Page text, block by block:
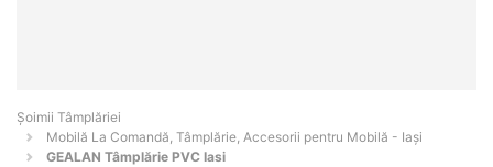
Șoimii Tâmplăriei
Mobilă La Comandă, Tâmplărie, Accesorii pentru Mobilă - Iaşi
GEALAN Tâmplărie PVC Iasi